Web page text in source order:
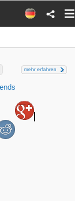
mehr erfahren